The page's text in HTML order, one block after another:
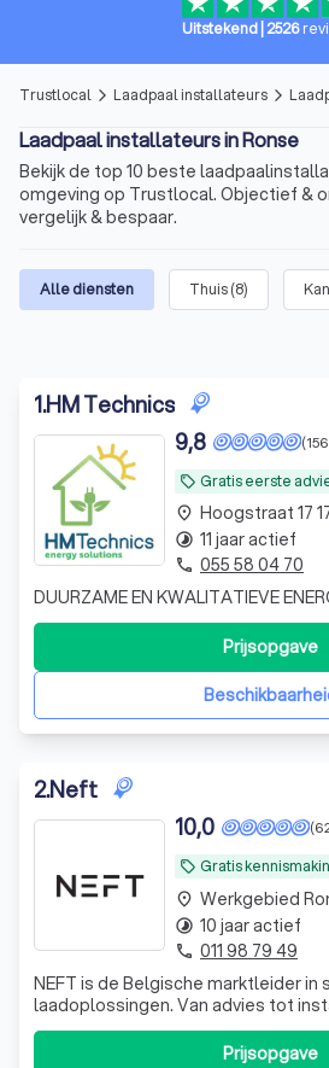
Uitstekend 2526
Trustlocal arrow_forward_ios Laadpaal installateurs arrow_forward_ios
Laadpaal installateurs in Ronse
Bekijk de top 10 beste
omgeving op Trustlocal. Objectief &
vergelijk & bespaar.
Alle diensten Thuis(8)
1.HM Technics
local_offer Gratis eerste
9,8
DUURZAME EN KWALITATIEVE
Prijsopgave
place Hoogstraat 17
timelapse 11 jaar actief
phone 055 58 04 70
2.Neft
local_offer Gratis
10,0
NEFT is de Belgische marktleider in
laadoplossingen. Van advies tot
Alles volledig in-house.
Prijsopgave
place Werkgebied
timelapse 10 jaar actief
phone 011 98 79 49